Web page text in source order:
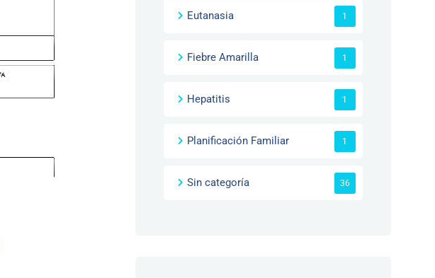
Eutanasia 1
Fiebre Amarilla 1
Hepatitis 1
Planificación Familiar 1
Sin categoría 36